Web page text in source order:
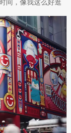
间，像我这么好逛